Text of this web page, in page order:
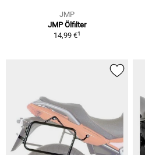
JMP
JMP Ölfilter
14,99 €1